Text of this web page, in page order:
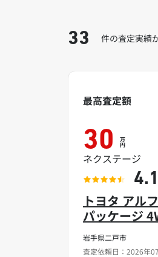
33 件の査定実績
岩手県二戸市
査定依頼日：2026年
トヨタ アル
パッケージ
最高査定額
30 万
円
ネクステージ
4.1